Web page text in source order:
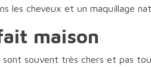
les cheveux et un maquillage
maison
souvent très chers et pas